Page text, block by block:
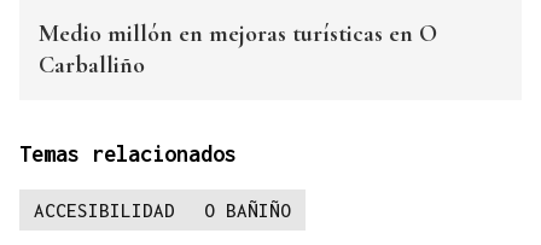
Medio millón en mejoras turísticas en O
Carballiño
Temas relacionados
ACCESIBILIDAD O BAÑIÑO